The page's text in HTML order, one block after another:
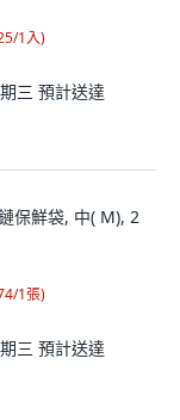
1入)
三 預計送達
保鮮袋, 中( M), 2
1張)
三 預計送達